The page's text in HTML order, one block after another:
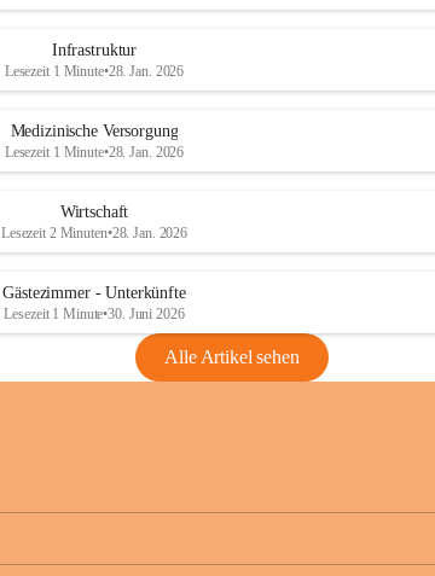
Infrastruktur
Lesezeit 1 Minute•28. Jan. 2026
Medizinische Versorgung
Lesezeit 1 Minute•28. Jan. 2026
Wirtschaft
Lesezeit 2 Minuten•28. Jan. 2026
Gästezimmer - Unterkünfte
Lesezeit 1 Minute•30. Juni 2026
Alle Artikel sehen